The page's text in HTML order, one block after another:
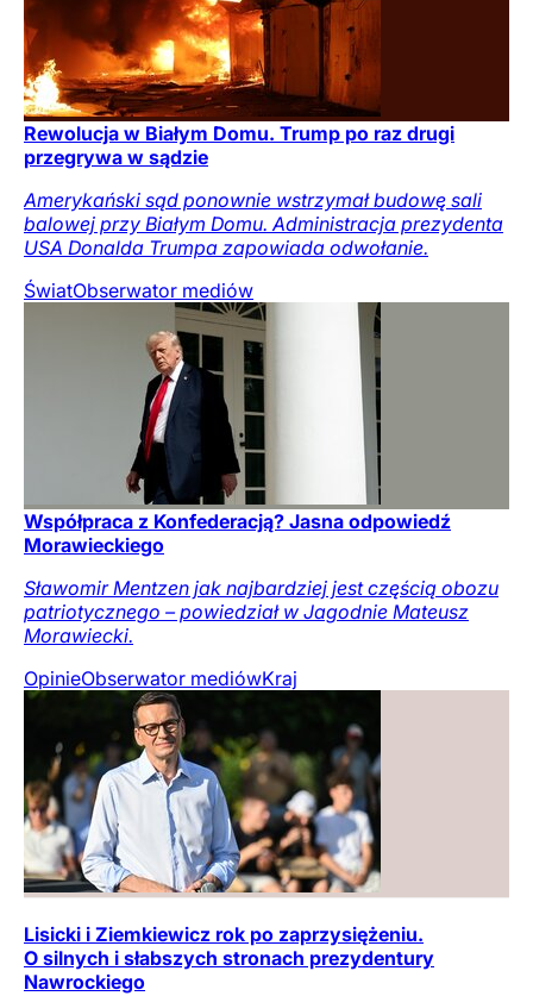
Rewolucja w Białym Domu. Trump po raz drugi
przegrywa w sądzie
Amerykański sąd ponownie wstrzymał budowę sali
balowej przy Białym Domu. Administracja prezydenta
USA Donalda Trumpa zapowiada odwołanie.
ŚwiatObserwator mediów
Współpraca z Konfederacją? Jasna odpowiedź
Morawieckiego
Sławomir Mentzen jak najbardziej jest częścią obozu
patriotycznego – powiedział w Jagodnie Mateusz
Morawiecki.
OpinieObserwator mediówKraj
Lisicki i Ziemkiewicz rok po zaprzysiężeniu.
O silnych i słabszych stronach prezydentury
Nawrockiego